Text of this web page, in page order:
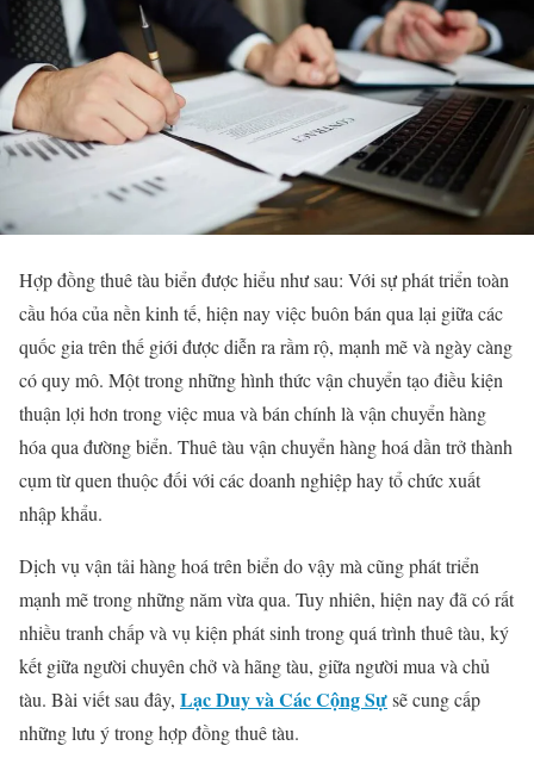
Hợp đồng thuê tàu biển được hiểu như sau: Với sự phát triển toàn
cầu hóa của nền kinh tế, hiện nay việc buôn bán qua lại giữa các
quốc gia trên thế giới được diễn ra rầm rộ, mạnh mẽ và ngày càng
có quy mô. Một trong những hình thức vận chuyển tạo điều kiện
thuận lợi hơn trong việc mua và bán chính là vận chuyển hàng
hóa qua đường biển. Thuê tàu vận chuyển hàng hoá dần trở thành
cụm từ quen thuộc đối với các doanh nghiệp hay tổ chức xuất
nhập khẩu.
Dịch vụ vận tải hàng hoá trên biển do vậy mà cũng phát triển
mạnh mẽ trong những năm vừa qua. Tuy nhiên, hiện nay đã có rất
nhiều tranh chấp và vụ kiện phát sinh trong quá trình thuê tàu, ký
kết giữa người chuyên chở và hãng tàu, giữa người mua và chủ
tàu. Bài viết sau đây, Lạc Duy và Các Cộng Sựsẽ cung cấp
những lưu ý trong hợp đồng thuê tàu.